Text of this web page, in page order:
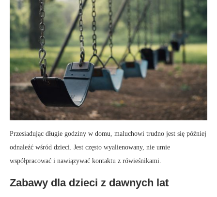
Przesiadując długie godziny w domu, maluchowi trudno jest się później
odnaleźć wśród dzieci. Jest często wyalienowany, nie umie
współpracować i nawiązywać kontaktu z rówieśnikami.
Zabawy dla dzieci z dawnych lat